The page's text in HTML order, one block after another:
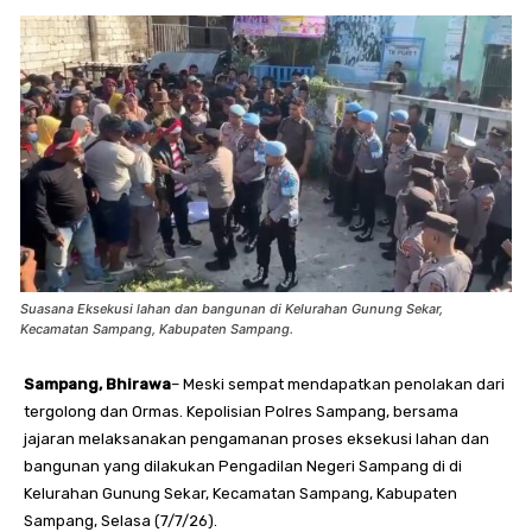
Suasana Eksekusi lahan dan bangunan di Kelurahan Gunung Sekar,
Kecamatan Sampang, Kabupaten Sampang.
Sampang, Bhirawa– Meski sempat mendapatkan penolakan dari
tergolong dan Ormas. Kepolisian Polres Sampang, bersama
jajaran melaksanakan pengamanan proses eksekusi lahan dan
bangunan yang dilakukan Pengadilan Negeri Sampang di di
Kelurahan Gunung Sekar, Kecamatan Sampang, Kabupaten
Sampang, Selasa (7/7/26).